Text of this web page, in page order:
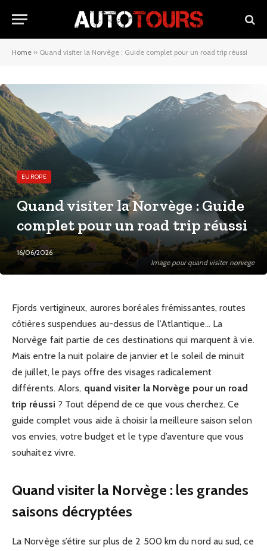
Home » Quand visiter la Norvège : Guide complet pour un road trip réussi
Image pour quand visiter norvege
EUROPE
Quand visiter la Norvège : Guide
complet pour un road trip réussi
16/06/2026
Fjords vertigineux, aurores boréales frémissantes, routes
côtières suspendues au-dessus de l’Atlantique… La
Norvège fait partie de ces destinations qui marquent à vie.
Mais entre la nuit polaire de janvier et le soleil de minuit
de juillet, le pays offre des visages radicalement
différents. Alors, quand visiter la Norvège pour un road
trip réussi ? Tout dépend de ce que vous cherchez. Ce
guide complet vous aide à choisir la meilleure saison selon
vos envies, votre budget et le type d’aventure que vous
souhaitez vivre.
Quand visiter la Norvège : les grandes
saisons décryptées
La Norvège s’étire sur plus de 2 500 km du nord au sud, ce